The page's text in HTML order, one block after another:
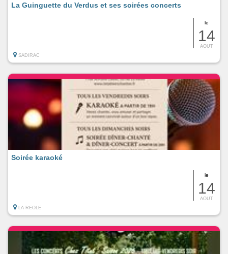
le
14
AOUT
La Guinguette du Verdus et ses soirées concerts
SADIRAC
le
14
AOUT
Soirée karaoké
LA REOLE